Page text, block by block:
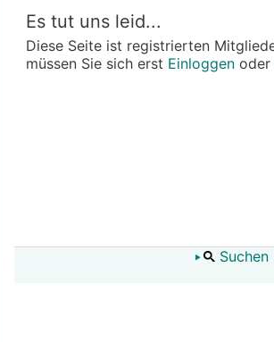
Es tut uns leid...
Diese Seite ist registrierten
müssen Sie sich erst Einloggenoder
Suchen